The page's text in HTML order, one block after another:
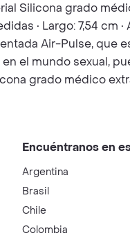
Silicona grado
• Largo: 7,54 cm
Air-Pulse,
el mundo sexual,
grado médico
Encuéntranos en
Argentina
Brasil
Chile
Colombia